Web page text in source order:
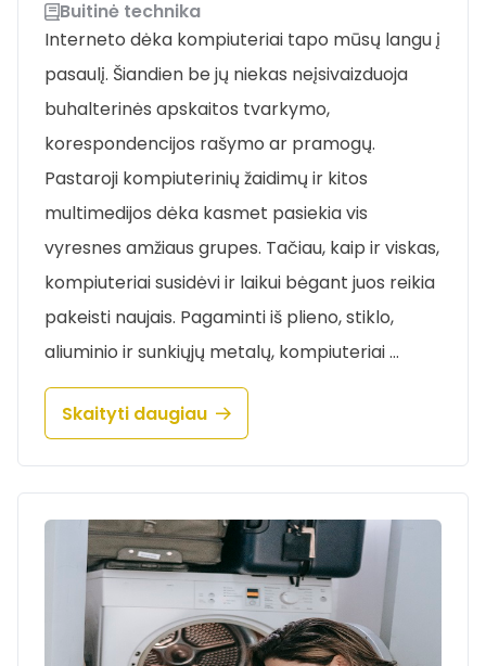
Buitinė technika
Interneto dėka kompiuteriai tapo mūsų langu į
pasaulį. Šiandien be jų niekas neįsivaizduoja
buhalterinės apskaitos tvarkymo,
korespondencijos rašymo ar pramogų.
Pastaroji kompiuterinių žaidimų ir kitos
multimedijos dėka kasmet pasiekia vis
vyresnes amžiaus grupes. Tačiau, kaip ir viskas,
kompiuteriai susidėvi ir laikui bėgant juos reikia
pakeisti naujais. Pagaminti iš plieno, stiklo,
aliuminio ir sunkiųjų metalų, kompiuteriai …
Skaityti daugiau